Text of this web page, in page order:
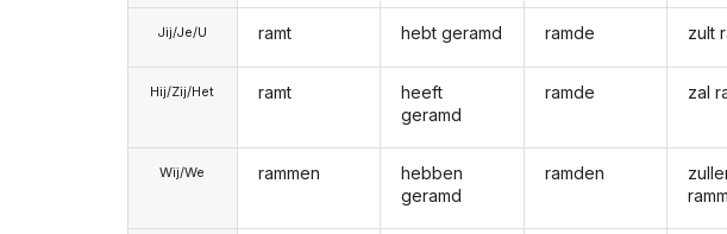
Jij/Je/U
Hij/Zij/Het
Wij/We
ramt
ramt
rammen
hebt geramd
heeft
geramd
hebben
geramd
ramde
ramde
ramden
zult
zal